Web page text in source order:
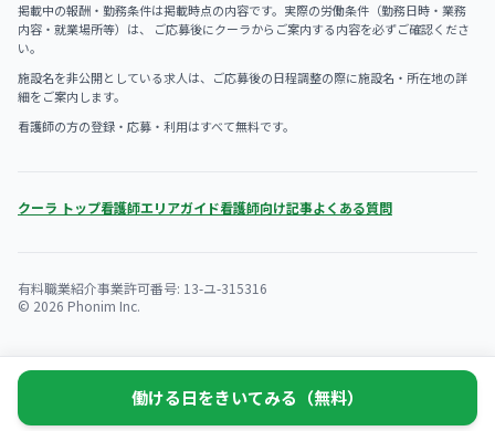
掲載中の報酬・勤務条件は掲載時点の内容です。実際の労働条件（勤務日時・業務
内容・就業場所等）は、 ご応募後にクーラからご案内する内容を必ずご確認くださ
い。
施設名を非公開としている求人は、ご応募後の日程調整の際に施設名・所在地の詳
細をご案内します。
看護師の方の登録・応募・利用はすべて無料です。
クーラ トップ看護師エリアガイド看護師向け記事よくある質問
有料職業紹介事業許可番号: 13-ユ-315316
© 2026 Phonim Inc.
働ける日をきいてみる（無料）